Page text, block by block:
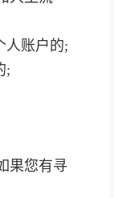
人账户的;
;
果您有寻